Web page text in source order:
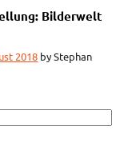
Bilderwelt
2018 byStephan